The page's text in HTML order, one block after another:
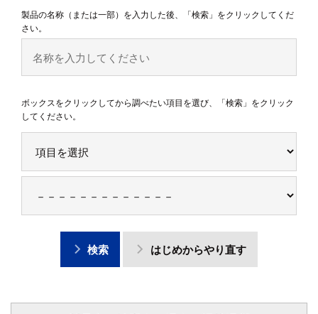
製品の名称（または一部）を入力した後、「検索」をクリックしてくだ
さい。
ボックスをクリックしてから調べたい項目を選び、「検索」をクリック
してください。
検索 はじめからやり直す